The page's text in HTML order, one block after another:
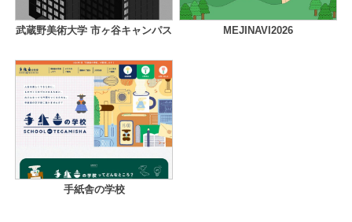
武蔵野美術大学 市ヶ谷キャンパス MEJINAVI2026
手紙舎の学校